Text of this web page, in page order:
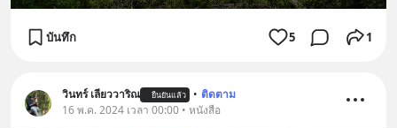
บันทึก 5 1
วินทร์ เลียววาริณ ยืนยันแล้ว • ติดตาม
16 พ.ค. 2024 เวลา 00:00 • หนังสือ